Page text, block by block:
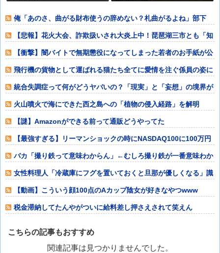
俺「あのさ、曲がる財布使うの辞めない？札曲がるよね」部下
「？なんで曲げち
【悲報】花火大会、詐欺扱いされ大炎上中！琵琶湖三市とも「知
らない」と公式
【衝撃】闇バイトで無期懲役になってしまった若者のお手紙が公
飛行機の貨物として運ばれる猫たち全てに愛情を注ぐ係員の姿に
統合失調症って何がどうヤバいの？「現実」と「妄想」の境界が
崩れるってマジ
火山噴火で海にできた西之島への「植物の侵入経路」を解明
【謎】Amazonができる前って通販どうやってた
の？？？？？？？？？？？
【最強すぎる】リーマンショックの時にNASDAQ100に100万円
バカ「撮り鉄って意味わからん」←むしろ撮り鉄が一番意味わか
女性料理人「冷蔵庫にフグを置いておくと旦那が優しくなる」識
者「その手があ
【動画】こういう顔100点のAカップ陰女が好きなやつwww
税金滞納してたんやがついに給料差し押さえされて笑えん
こちらの記事もおすすめ
関連記事は見つかりませんでした。